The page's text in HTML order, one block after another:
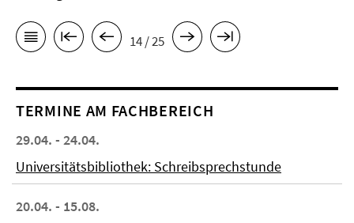
14 / 25
TERMINE AM FACHBEREICH
29.04. - 24.04.
Universitätsbibliothek: Schreibsprechstunde
20.04. - 15.08.